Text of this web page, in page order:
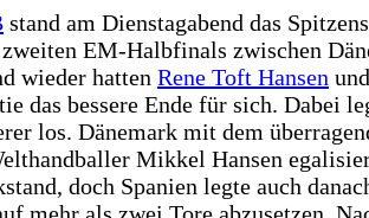
stand am Dienstagabend das
EM-Halbfinals zwischen
wieder hatten Rene Toft Hansen
das bessere Ende für sich. Dabei
los. Dänemark mit dem
Mikkel Hansen
doch Spanien legte auch